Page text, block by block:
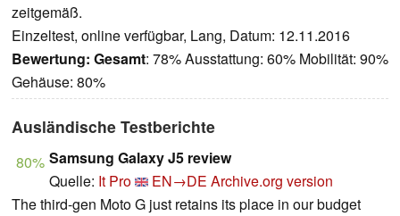
zeitgemäß.
Einzeltest, online verfügbar, Lang, Datum: 12.11.2016
Bewertung: Gesamt: 78% Ausstattung: 60% Mobilität: 90%
Gehäuse: 80%
Ausländische Testberichte
80% Samsung Galaxy J5 review
Quelle: It Pro EN→DE Archive.org version
The third-gen Moto G just retains its place in our budget